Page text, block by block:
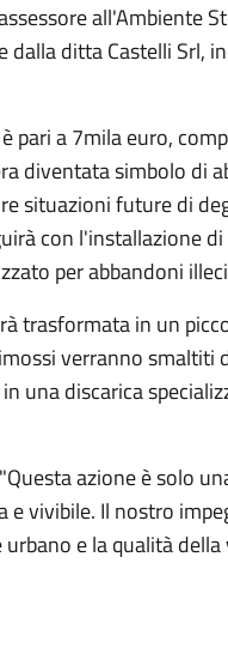
all'Ambiente
ditta Castelli Srl,
pari a 7mila euro,
diventata simbolo di
situazioni future di
con l'installazione
per abbandoni
trasformata in un
verranno smaltiti
una discarica
azione è solo
vivibile. Il nostro
e la qualità